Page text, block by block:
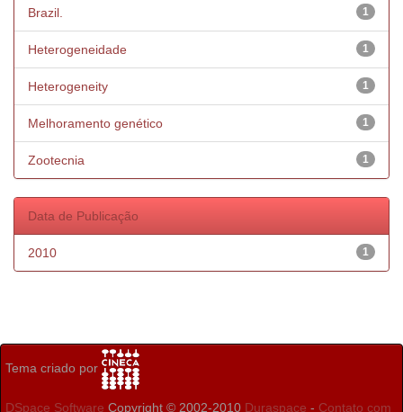
1
Brazil.
1
Heterogeneidade
1
Heterogeneity
1
Melhoramento genético
1
Zootecnia
Data de Publicação
1
2010
Tema criado por
DSpace Software Copyright © 2002-2010 Duraspace - Contato com